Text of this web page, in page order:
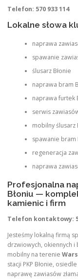
Telefon: 570 933 114
Lokalne słowa
naprawa
spawanie
ślusarz Błonie
naprawa bram
naprawa furtek
serwis
mobilny ślusarz
spawanie bram
regeneracja
naprawa
Profesjonalna
Błoniu —
kamienic i firm
Telefon kontaktowy:
Jesteśmy lokalną firmą
drzwiowych, okiennych
mobilny na terenie
stacji PKP Błonie,
naprawę zawiasów